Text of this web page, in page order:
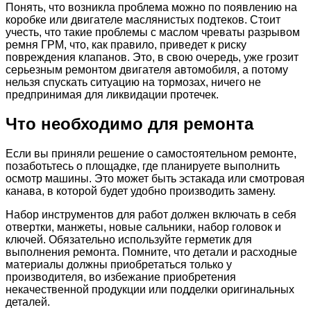
Понять, что возникла проблема можно по появлению на
коробке или двигателе маслянистых подтеков. Стоит
учесть, что такие проблемы с маслом чреваты разрывом
ремня ГРМ, что, как правило, приведет к риску
повреждения клапанов. Это, в свою очередь, уже грозит
серьезным ремонтом двигателя автомобиля, а потому
нельзя спускать ситуацию на тормозах, ничего не
предпринимая для ликвидации протечек.
Что необходимо для ремонта
Если вы приняли решение о самостоятельном ремонте,
позаботьтесь о площадке, где планируете выполнить
осмотр машины. Это может быть эстакада или смотровая
канава, в которой будет удобно производить замену.
Набор инструментов для работ должен включать в себя
отвертки, манжеты, новые сальники, набор головок и
ключей. Обязательно используйте герметик для
выполнения ремонта. Помните, что детали и расходные
материалы должны приобретаться только у
производителя, во избежание приобретения
некачественной продукции или подделки оригинальных
деталей.